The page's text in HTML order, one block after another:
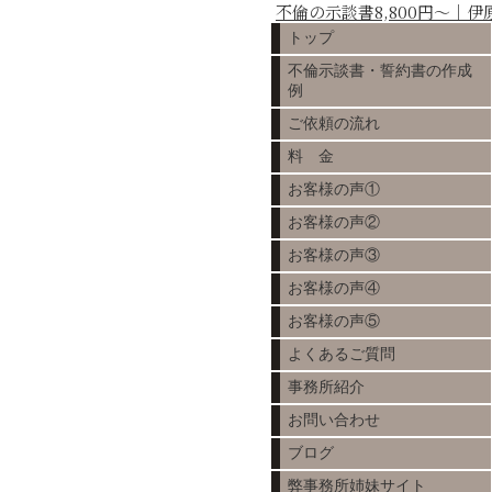
不倫の示談書8,800円～｜伊
トップ
不倫示談書・誓約書の作成
例
ご依頼の流れ
料 金
お客様の声①
お客様の声②
お客様の声③
お客様の声④
お客様の声⑤
よくあるご質問
事務所紹介
お問い合わせ
ブログ
弊事務所姉妹サイト